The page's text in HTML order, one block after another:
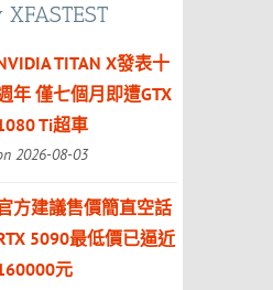
TITAN X發表十
年 僅七個月即遭GTX
Ti超車
2026-08-03
方建議售價簡直空話
5090最低價已逼近
元